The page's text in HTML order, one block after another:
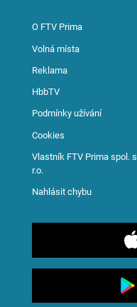
O FTV Prima
Volná místa
Reklama
HbbTV
Podmínky užívání
Cookies
Vlastník FTV Prima spol. s
r.o.
Nahlásit chybu